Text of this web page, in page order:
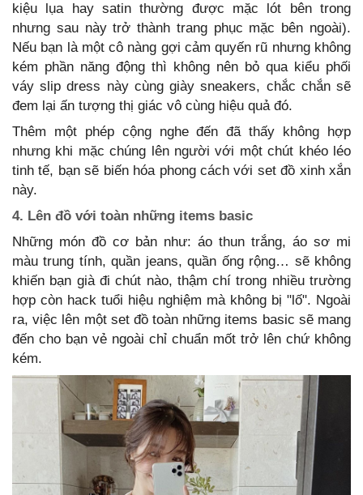
kiệu lụa hay satin thường được mặc lót bên trong
nhưng sau này trở thành trang phục mặc bên ngoài).
Nếu bạn là một cô nàng gợi cảm quyến rũ nhưng không
kém phần năng động thì không nên bỏ qua kiểu phối
váy slip dress này cùng giày sneakers, chắc chắn sẽ
đem lại ấn tượng thị giác vô cùng hiệu quả đó.
Thêm một phép cộng nghe đến đã thấy không hợp
nhưng khi mặc chúng lên người với một chút khéo léo
tinh tế, bạn sẽ biến hóa phong cách với set đồ xinh xắn
này.
4. Lên đồ với toàn những items basic
Những món đồ cơ bản như: áo thun trắng, áo sơ mi
màu trung tính, quần jeans, quần ống rộng… sẽ không
khiến bạn già đi chút nào, thậm chí trong nhiều trường
hợp còn hack tuổi hiệu nghiệm mà không bị "lố". Ngoài
ra, việc lên một set đồ toàn những items basic sẽ mang
đến cho bạn vẻ ngoài chỉ chuẩn mốt trở lên chứ không
kém.